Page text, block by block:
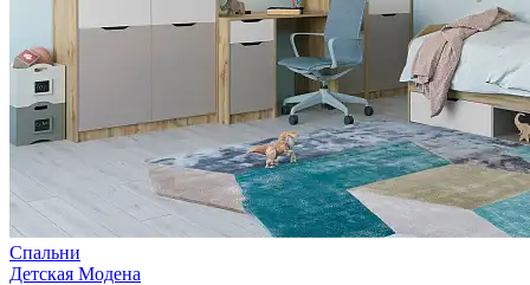
Спальни
Детская Модена